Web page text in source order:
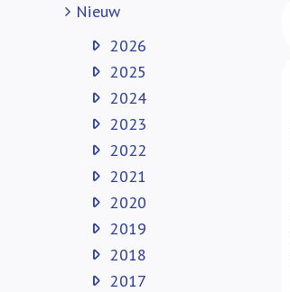
Nieuw
2026
2025
2024
2023
2022
2021
2020
2019
2018
2017